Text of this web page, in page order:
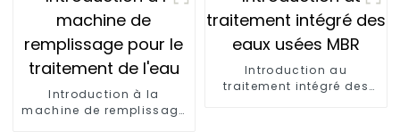
Introduction à la
machine de remplissage
Introduction au
traitement intégré des